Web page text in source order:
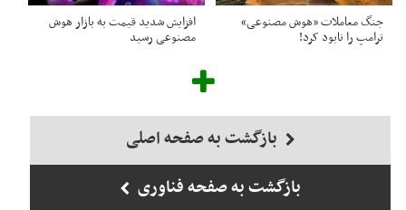
جنگ معاملات «هوش مصنوعی»
ترامپ را نابود کرد!
افزایش شدید قیمت به بازار هوش
مصنوعی رسید
بازگشت به صفحه اصلی
بازگشت به صفحه فناوری